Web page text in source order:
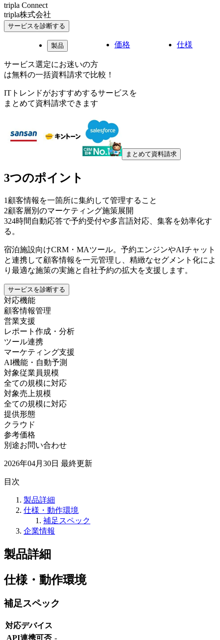
tripla Connect
tripla株式会社
サービスを診断する
製品 価格 仕様
サービス選定にお迷いの方
は無料の一括資料請求で比較！
ITトレンドがおすすめするサービスを
まとめて資料請求できます
まとめて資料請求
3つのポイント
1 顧客情報を一箇所に集約して管理すること
2顧客層別のマーケティング施策展開
324時間自動応答で予約受付や多言語対応、集客を効率化す
る。
宿泊施設向けCRM・MAツール。予約エンジンやAIチャット
と連携して顧客情報を一元管理し、精緻なセグメント化によ
り最適な施策の実施と自社予約の拡大を支援します。
サービスを診断する
対応機能
顧客情報管理
営業支援
レポート作成・分析
ツール連携
マーケティング支援
AI機能・自動予測
対象従業員規模
全ての規模に対応
対象売上規模
全ての規模に対応
提供形態
クラウド
参考価格
別途お問い合わせ
2026年04月30日 最終更新
目次
製品詳細
仕様・動作環境
補足スペック
企業情報
製品詳細
仕様・動作環境
補足スペック
対応デバイス
API連携可否 -